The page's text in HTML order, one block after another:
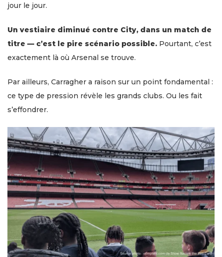
jour le jour.
Un vestiaire diminué contre City, dans un match de
titre — c’est le pire scénario possible. Pourtant, c’est
exactement là où Arsenal se trouve.
Par ailleurs, Carragher a raison sur un point fondamental :
ce type de pression révèle les grands clubs. Ou les fait
s’effondrer.